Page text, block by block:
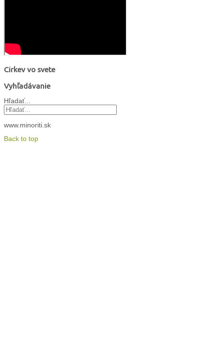
Cirkev vo svete
Vyhľadávanie
Hľadať...
www.minoriti.sk
Back to top